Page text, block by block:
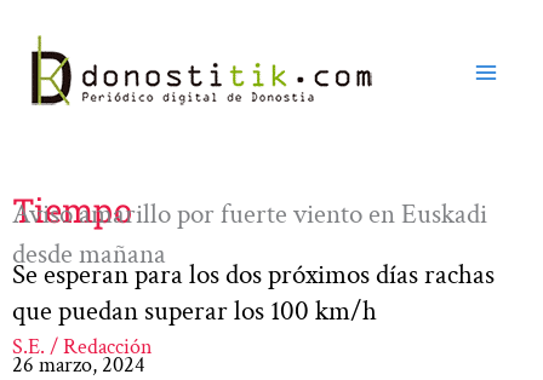
contenido
Tiempo
Aviso amarillo por fuerte viento en Euskadi
desde mañana
Se esperan para los dos próximos días rachas
que puedan superar los 100 km/h
S.E. / Redacción
26 marzo, 2024